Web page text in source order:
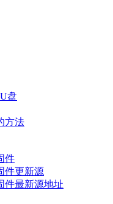
盘
方法
件
件更新源
件最新源地址